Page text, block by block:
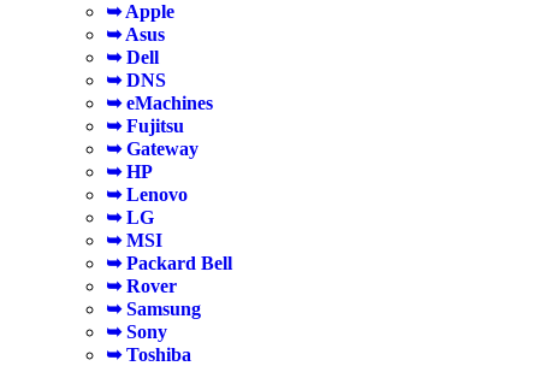
➥ Apple
➥ Asus
➥ Dell
➥ DNS
➥ eMachines
➥ Fujitsu
➥ Gateway
➥ HP
➥ Lenovo
➥ LG
➥ MSI
➥ Packard Bell
➥ Rover
➥ Samsung
➥ Sony
➥ Toshiba